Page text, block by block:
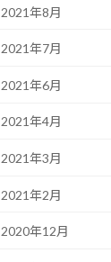
2021年8月
2021年7月
2021年6月
2021年4月
2021年3月
2021年2月
2020年12月